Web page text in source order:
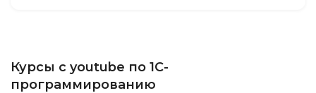
Курсы с youtube по 1С-
программированию